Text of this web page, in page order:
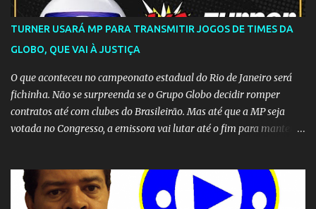
TURNER USARÁ MP PARA TRANSMITIR JOGOS DE TIMES DA
GLOBO, QUE VAI À JUSTIÇA
O que aconteceu no campeonato estadual do Rio de Janeiro será
fichinha. Não se surpreenda se o Grupo Globo decidir romper
contratos até com clubes do Brasileirão. Mas até que a MP seja
votada no Congresso, a emissora vai lutar até o fim para manter o